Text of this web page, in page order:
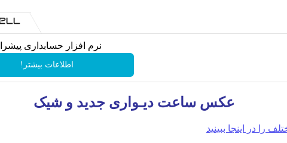
نرم افزار حسابداری
اطلاعات بیشتر!
عکس ساعت دیـواری جدید و شیک